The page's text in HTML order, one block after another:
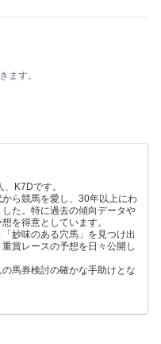
ます。
K7Dです。
ら競馬を愛し、30年以上にわ
た。特に過去の傾向データや
を得意としています。
「妙味のある穴馬」を見つけ出
賞レースの予想を日々公開し
馬券検討の確かな手助けとな